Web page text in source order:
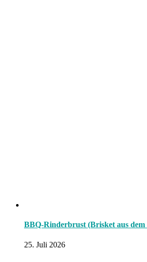
BBQ-Rinderbrust (Brisket aus dem
25. Juli 2026